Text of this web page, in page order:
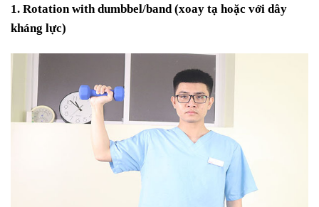
1. Rotation with dumbbel/band (xoay tạ hoặc với dây
kháng lực)